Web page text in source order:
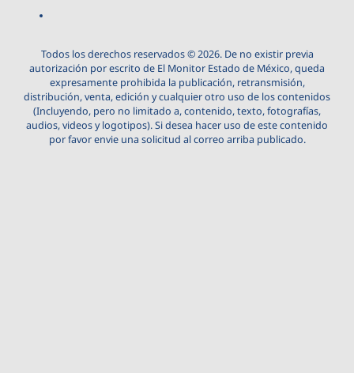
Todos los derechos reservados © 2026. De no existir previa
autorización por escrito de El Monitor Estado de México, queda
expresamente prohibida la publicación, retransmisión,
distribución, venta, edición y cualquier otro uso de los contenidos
(Incluyendo, pero no limitado a, contenido, texto, fotografías,
audios, videos y logotipos). Si desea hacer uso de este contenido
por favor envie una solicitud al correo arriba publicado.